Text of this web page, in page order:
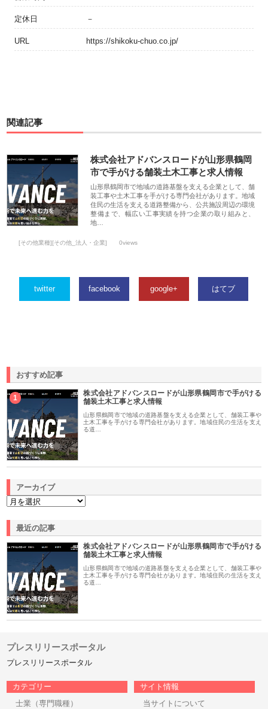
定休日 －
URL https://shikoku-chuo.co.jp/
関連記事
株式会社アドバンスロードが山形県鶴岡
市で手がける舗装土木工事と求人情報
山形県鶴岡市で地域の道路基盤を支える企業として、舗
装工事や土木工事を手がける専門会社があります。地域
住民の生活を支える道路整備から、公共施設周辺の環境
整備まで、幅広い工事実績を持つ企業の取り組みと、
地…
[その他業種][その他_法人・企業] 0views
twitter facebook google+ はてブ
おすすめ記事
1
株式会社アドバンスロードが山形県鶴岡市で手がける
舗装土木工事と求人情報
山形県鶴岡市で地域の道路基盤を支える企業として、舗装工事や
土木工事を手がける専門会社があります。地域住民の生活を支え
る道…
アーカイブ
最近の記事
株式会社アドバンスロードが山形県鶴岡市で手がける
舗装土木工事と求人情報
山形県鶴岡市で地域の道路基盤を支える企業として、舗装工事や
土木工事を手がける専門会社があります。地域住民の生活を支え
る道…
プレスリリースポータル
プレスリリースポータル
カテゴリー
士業（専門職種）
サイト情報
当サイトについて